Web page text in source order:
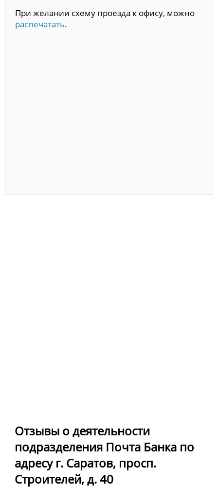
При желании схему проезда к офису, можно
распечатать.
Отзывы о деятельности
подразделения Почта Банка по
адресу г. Саратов, просп.
Строителей, д. 40